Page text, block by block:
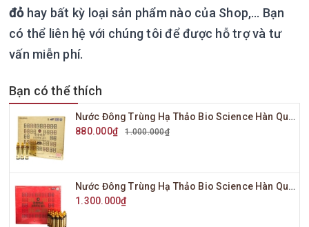
đỏhay bất kỳ loại sản phẩm nào của Shop,… Bạn
có thể liên hệ với chúng tôi để được hỗ trợ và tư
vấn miễn phí.
Bạn có thể thích
Nước Đông Trùng Hạ Thảo Bio Science Hàn Quốc Hộp Vàng 20 Ống x 20ml
880.000₫
1.000.000₫
Nước Đông Trùng Hạ Thảo Bio Science Hàn Quốc Hộp Đỏ 20 Ống x 20ml
1.300.000₫